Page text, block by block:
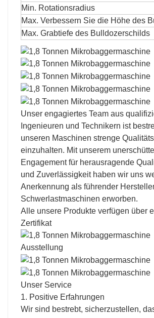
Min. Rotationsradius
Max. Verbessern Sie die Höhe des
Max. Grabtiefe des Bulldozerschilds
Unser engagiertes Team aus
Ingenieuren und Technikern ist
unseren Maschinen strenge
einzuhalten. Mit unserem
Engagement für herausragende
und Zuverlässigkeit haben wir uns
Anerkennung als führender
Schwerlastmaschinen erworben.
Alle unsere Produkte verfügen über
Zertifikat
Ausstellung
Unser Service
1. Positive Erfahrungen
Wir sind bestrebt, sicherzustellen,